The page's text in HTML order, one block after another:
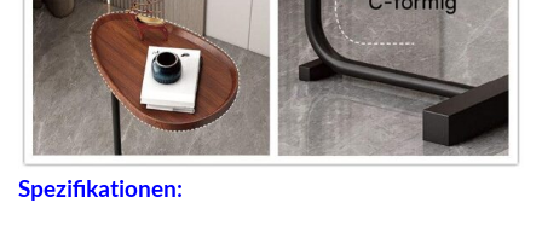
Spezifikationen: